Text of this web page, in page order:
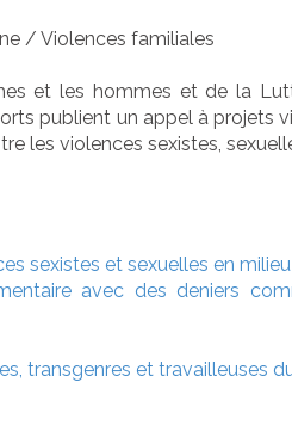
/ Violences familiales
et les hommes et de la
publient un appel à projets
les violences sexistes,
sexistes et sexuelles en
avec des deniers
transgenres et travailleuses